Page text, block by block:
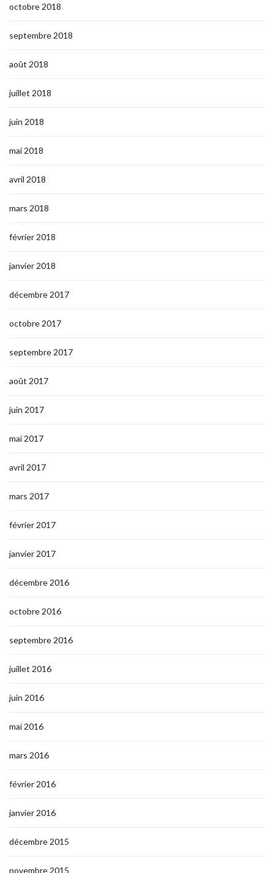
octobre 2018
septembre 2018
août 2018
juillet 2018
juin 2018
mai 2018
avril 2018
mars 2018
février 2018
janvier 2018
décembre 2017
octobre 2017
septembre 2017
août 2017
juin 2017
mai 2017
avril 2017
mars 2017
février 2017
janvier 2017
décembre 2016
octobre 2016
septembre 2016
juillet 2016
juin 2016
mai 2016
mars 2016
février 2016
janvier 2016
décembre 2015
novembre 2015